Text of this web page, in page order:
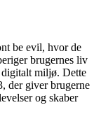
be evil, hvor de
brugernes liv
digitalt miljø. Dette
der giver brugerne
og skaber